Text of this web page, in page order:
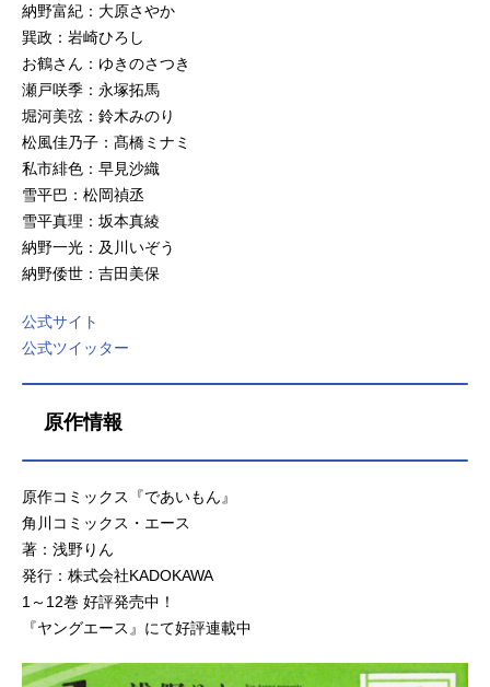
納野富紀：大原さやか
巽政：岩崎ひろし
お鶴さん：ゆきのさつき
瀬戸咲季：永塚拓馬
堀河美弦：鈴木みのり
松風佳乃子：髙橋ミナミ
私市緋色：早見沙織
雪平巴：松岡禎丞
雪平真理：坂本真綾
納野一光：及川いぞう
納野倭世：吉田美保
公式サイト
公式ツイッター
原作情報
原作コミックス『であいもん』
角川コミックス・エース
著：浅野りん
発行：株式会社KADOKAWA
1～12巻 好評発売中！
『ヤングエース』にて好評連載中